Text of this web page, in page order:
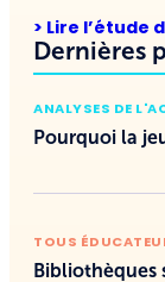
> Lire l’étude
Dernières
ANALYSES DE
Pourquoi la
TOUS
Bibliothèques